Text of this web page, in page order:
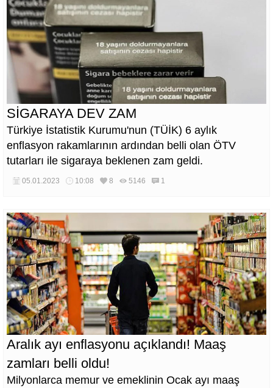
SİGARAYA DEV ZAM
Türkiye İstatistik Kurumu'nun (TÜİK) 6 aylık
enflasyon rakamlarının ardından belli olan ÖTV
tutarları ile sigaraya beklenen zam geldi.
05.01.2023 10:08 8 5146 1
Aralık ayı enflasyonu açıklandı! Maaş
zamları belli oldu!
Milyonlarca memur ve emeklinin Ocak ayı maaş